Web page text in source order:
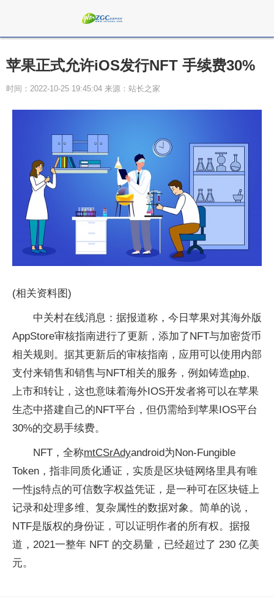
苹果正式允许iOS发行NFT 手续费30%
时间：2022-10-25 19:45:04 来源：站长之家
(相关资料图)
中关村在线消息：据报道称，今日苹果对其海外版
AppStore审核指南进行了更新，添加了NFT与加密货币
相关规则。据其更新后的审核指南，应用可以使用内部
支付来销售和销售与NFT相关的服务，例如铸造php、
上市和转让，这也意味着海外IOS开发者将可以在苹果
生态中搭建自己的NFT平台，但仍需给到苹果IOS平台
30%的交易手续费。
NFT，全称mtCSrAdyandroid为Non-Fungible
Token，指非同质化通证，实质是区块链网络里具有唯
一性js特点的可信数字权益凭证，是一种可在区块链上
记录和处理多维、复杂属性的数据对象。简单的说，
NTF是版权的身份证，可以证明作者的所有权。据报
道，2021一整年 NFT 的交易量，已经超过了 230 亿美
元。